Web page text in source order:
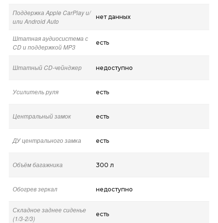
Поддержка Apple CarPlay и/
или Android Auto
нет данных
Штатная аудиосистема с
CD и поддержкой MP3
есть
Штатный CD-чейнджер недоступно
Усилитель руля есть
Центральный замок есть
ДУ центрального замка есть
Объём багажника 300 л
Обогрев зеркал недоступно
Складное заднее сиденье
(1/3-2/3)
есть